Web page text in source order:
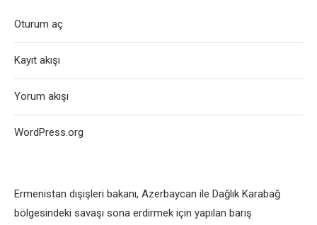
Ermenistan dışişleri bakanı, Azerbaycan ile Dağlık Karabağ
bölgesindeki savaşı sona erdirmek için yapılan barış
Oturum aç
Kayıt akışı
Yorum akışı
WordPress.org